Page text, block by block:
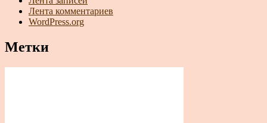
Лента комментариев
WordPress.org
Метки